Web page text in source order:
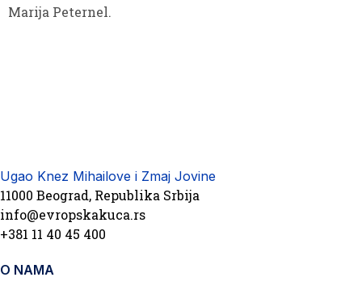
Marija Peternel.
Ugao Knez Mihailove i Zmaj Jovine
11000 Beograd, Republika Srbija
info@evropskakuca.rs
+381 11 40 45 400
O NAMA